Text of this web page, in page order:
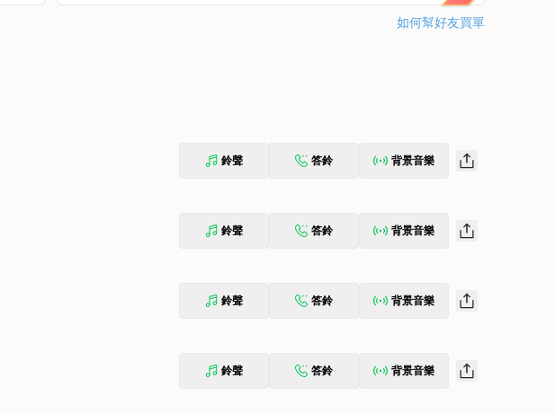
如何幫好友買單
鈴聲 答鈴 背景音樂
鈴聲 答鈴 背景音樂
鈴聲 答鈴 背景音樂
鈴聲 答鈴 背景音樂